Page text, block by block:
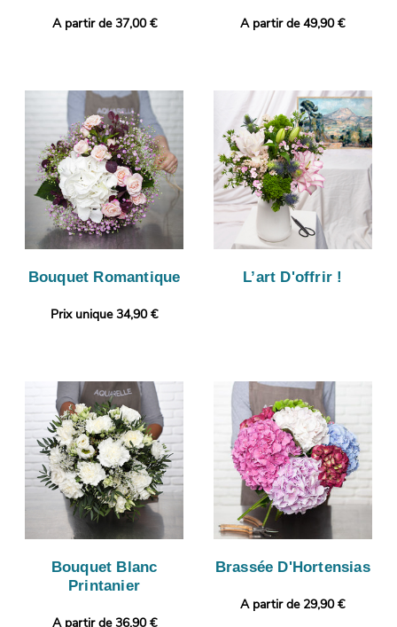
A partir de 37,00 € A partir de 49,90 €
Bouquet Romantique
Prix unique 34,90 €
L’art D'offrir !
Bouquet Blanc
Printanier
A partir de 36,90 €
Brassée D'Hortensias
A partir de 29,90 €